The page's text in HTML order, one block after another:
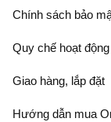
Chính sách bảo
Quy chế hoạt động
Giao hàng, lắp đặt
Hướng dẫn mua